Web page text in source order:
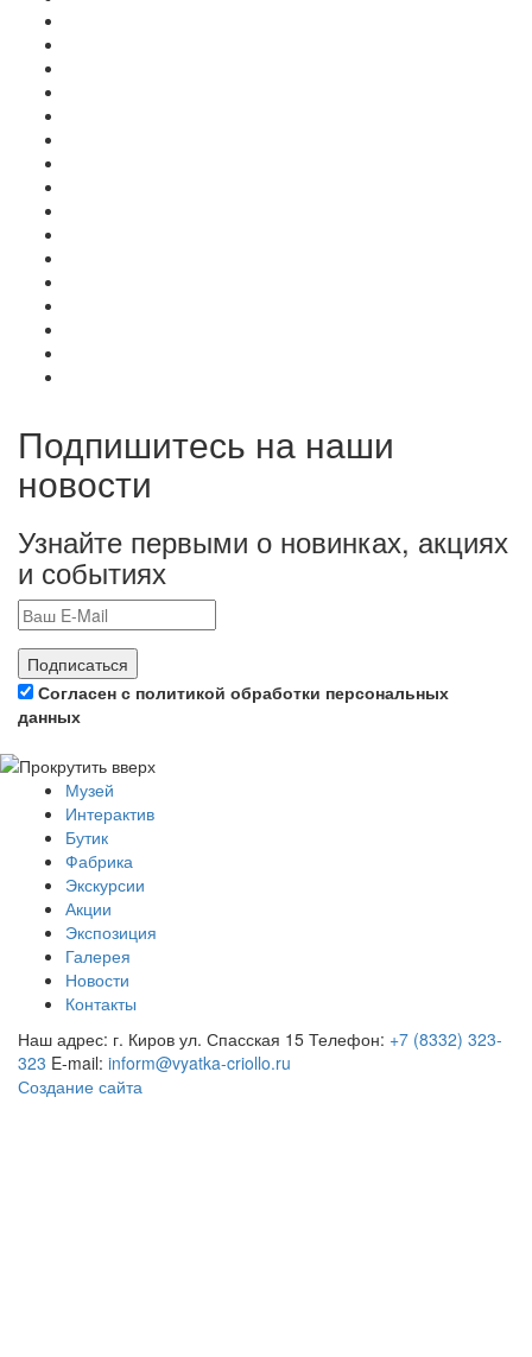
Подпишитесь на наши
новости
Узнайте первыми о новинках, акциях
и событиях
Подписаться
Согласен с политикой обработки персональных
данных
Музей
Интерактив
Бутик
Фабрика
Экскурсии
Акции
Экспозиция
Галерея
Новости
Контакты
Наш адрес: г. Киров ул. Спасская 15 Телефон: +7 (8332) 323-
323 E-mail: inform@vyatka-criollo.ru
Создание сайта